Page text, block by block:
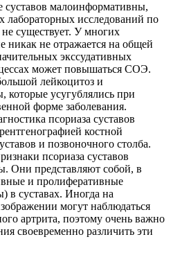
суставов малоинформативны,
лабораторных исследований по
существует. У многих
никак не отражается на общей
экссудативных
может повышаться СОЭ.
лейкоцитоз и
которые усугублялись при
форме заболевания.
псориаза суставов
костной
и позвоночного столба.
псориаза суставов
Они представляют собой, в
и пролиферативные
в суставах. Иногда на
могут наблюдаться
артрита, поэтому очень важно
своевременно различить эти